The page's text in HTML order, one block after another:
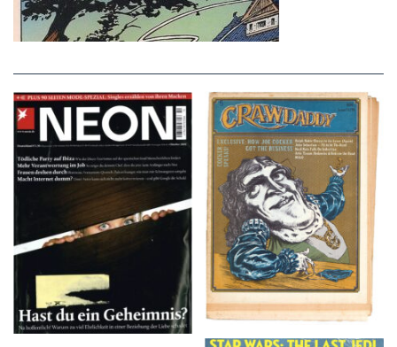
NEON – OKTOBER
2008
Crawdaddy – June/11/72